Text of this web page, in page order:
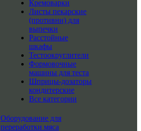
Кремоварки
Листы пекарские
(противни) для
выпечки
Расстойные
шкафы
Тестоокруглители
Формовочные
машины для теста
Шприцы-дозаторы
кондитерские
Все категории
Оборудование для
переработки мяса